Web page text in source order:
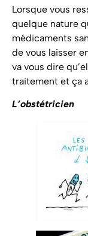
Lorsque vous
quelque nature
médicaments
de vous laisser
va vous dire
traitement et ça
L’obstétricien